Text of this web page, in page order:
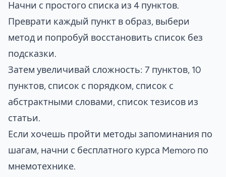
Начни с простого списка из 4 пунктов.
Преврати каждый пункт в образ, выбери
метод и попробуй восстановить список без
подсказки.
Затем увеличивай сложность: 7 пунктов, 10
пунктов, список с порядком, список с
абстрактными словами, список тезисов из
статьи.
Если хочешь пройти методы запоминания по
шагам, начни с бесплатного курса Memoro по
мнемотехнике